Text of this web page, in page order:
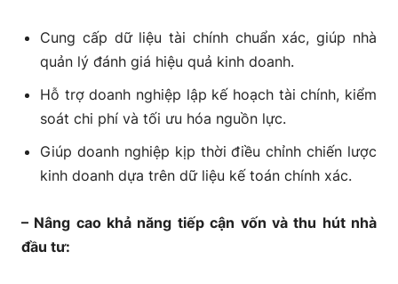
Cung cấp dữ liệu tài chính chuẩn xác, giúp nhà
quản lý đánh giá hiệu quả kinh doanh.
Hỗ trợ doanh nghiệp lập kế hoạch tài chính, kiểm
soát chi phí và tối ưu hóa nguồn lực.
Giúp doanh nghiệp kịp thời điều chỉnh chiến lược
kinh doanh dựa trên dữ liệu kế toán chính xác.
– Nâng cao khả năng tiếp cận vốn và thu hút nhà
đầu tư: